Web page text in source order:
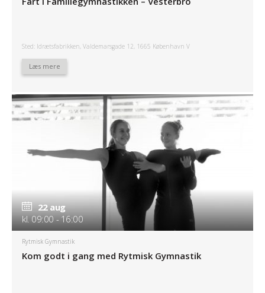
Sted: Idrætsfabrikken, Valdemarsgade 12, 1665 København V
Læs mere
22 aug
kl. 09:00 - 16:00
Rytmisk Gymnastik
Kom godt i gang med Rytmisk Gymnastik